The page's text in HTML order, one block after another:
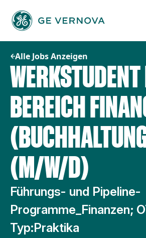
Inhalt
springen
Alle Jobs Anzeigen
BEREICH
(M/W/D)
Führungs- und Pipeline-
Programme_Finanzen;
Typ:Praktika